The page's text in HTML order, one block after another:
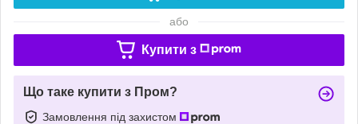
або
Купити з
Що таке купити з Пром?
Замовлення під захистом